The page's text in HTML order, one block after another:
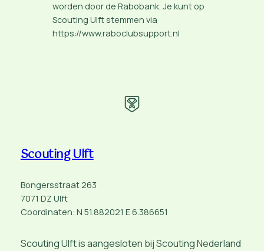
worden door de Rabobank. Je kunt op
Scouting Ulft stemmen via
https://www.raboclubsupport.nl
Scouting Ulft
Bongersstraat 263
7071 DZ Ulft
Coordinaten: N 51.882021 E 6.386651
Scouting Ulft is aangesloten bij Scouting Nederland